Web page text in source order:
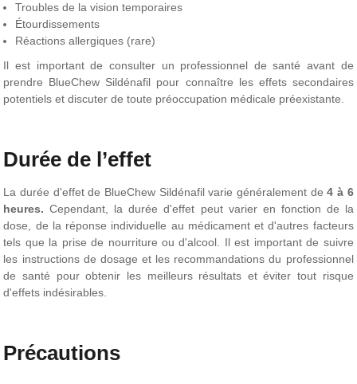
Troubles de la vision temporaires
Étourdissements
Réactions allergiques (rare)
Il est important de consulter un professionnel de santé avant de
prendre BlueChew Sildénafil pour connaître les effets secondaires
potentiels et discuter de toute préoccupation médicale préexistante.
Durée de l’effet
La durée d'effet de BlueChew Sildénafil varie généralement de4 à 6
heures. Cependant, la durée d'effet peut varier en fonction de la
dose, de la réponse individuelle au médicament et d'autres facteurs
tels que la prise de nourriture ou d'alcool. Il est important de suivre
les instructions de dosage et les recommandations du professionnel
de santé pour obtenir les meilleurs résultats et éviter tout risque
d'effets indésirables.
Précautions